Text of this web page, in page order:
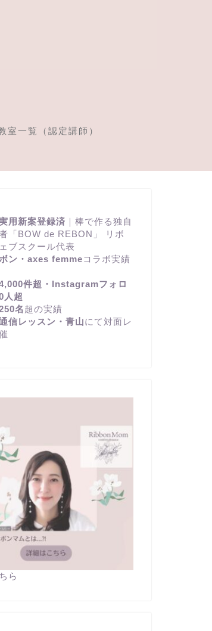
室一覧（認定講師）
用新案登録済 ｜棒で作る独自
「BOW de REBON」 リボ
ブスクール代表
ン・axes femmeコラボ実績
件超・Instagramフォロ
人超
名 超の実績
信レッスン・青山にて対面レ
ら